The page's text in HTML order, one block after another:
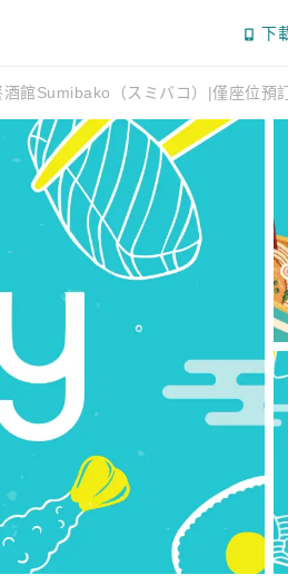
下
館Sumibako（スミバコ）|僅座位預